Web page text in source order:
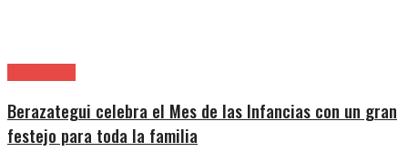
Berazategui celebra el Mes de las Infancias con un gran
festejo para toda la familia